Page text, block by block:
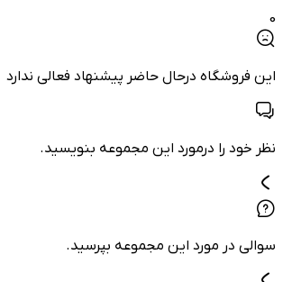
0
این فروشگاه درحال حاضر پیشنهاد فعالی ندارد
نظر خود را درمورد این مجموعه بنویسید.
سوالی در مورد این مجموعه بپرسید.